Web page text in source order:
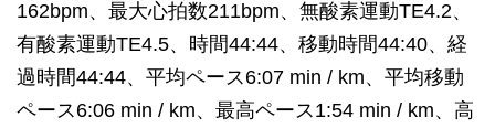
162bpm、最大心拍数211bpm、無酸素運動TE4.2、
有酸素運動TE4.5、時間44:44、移動時間44:40、経
過時間44:44、平均ペース6:07 min / km、平均移動
ペース6:06 min / km、最高ペース1:54 min / km、高